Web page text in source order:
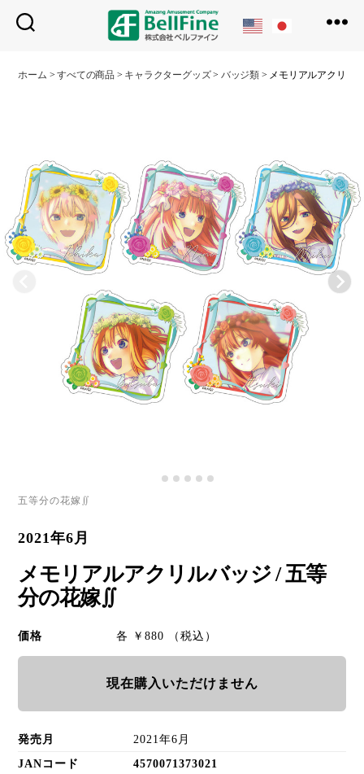
フ
ホーム >すべての商品 > キャラクターグッズ> バッジ類> メモリアルアクリル
五等分の花嫁∬
2021年6月
メモリアルアクリルバッジ / 五等
分の花嫁∬
価格 各 ￥880 （税込）
現在購入いただけません
発売月 2021年6月
JANコード
4570071373021